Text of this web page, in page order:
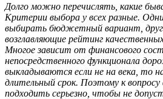
Долго можно перечислять, какие
Критерии выбора у всех разные.
выбирать бюджетный вариант,
возглавляющие рейтинг
Многое зависит от финансового
непосредственного функционала
выкладываются если не на века, то
длительный срок. Поэтому к
подходить серьезно, чтобы не